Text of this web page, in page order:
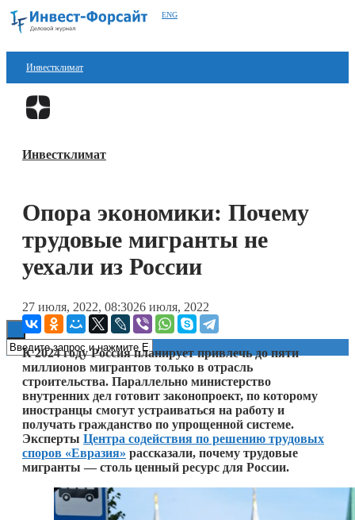
ENG
Инвестклимат
Финансы
Блокчейн
Технологии
Инвестклимат
Опора экономики: Почему
трудовые мигранты не
уехали из России
27 июля, 2022, 08:3026 июля, 2022
К 2024 году Россия планирует привлечь до пяти
миллионов мигрантов только в отрасль
строительства. Параллельно министерство
внутренних дел готовит законопроект, по которому
иностранцы смогут устраиваться на работу и
получать гражданство по упрощенной системе.
Эксперты Центра содействия по решению трудовых
споров «Евразия» рассказали, почему трудовые
мигранты — столь ценный ресурс для России.